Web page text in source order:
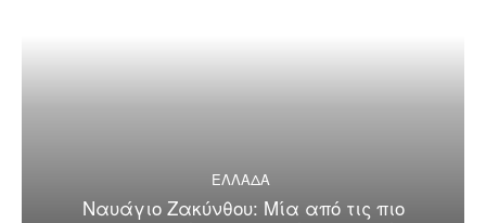
ΕΛΛΑΔΑ
Ναυάγιο Ζακύνθου: Μία από τις πιο